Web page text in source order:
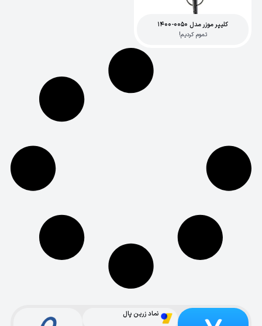
کلیپر موزر مدل 0050-1400
تموم کردیم!
نماد زرین پال